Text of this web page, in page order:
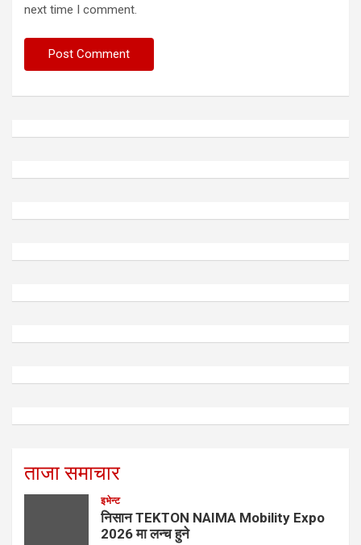
next time I comment.
ताजा समाचार
इभेन्ट
निसान TEKTON NAIMA Mobility Expo
2026 मा लन्च हुने